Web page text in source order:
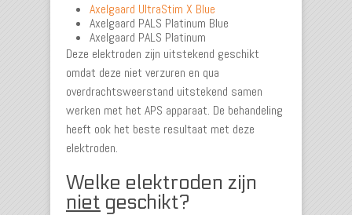
Axelgaard UltraStim X Blue
Axelgaard PALS Platinum Blue
Axelgaard PALS Platinum
Deze elektroden zijn uitstekend geschikt
omdat deze niet verzuren en qua
overdrachtsweerstand uitstekend samen
werken met het APS apparaat. De behandeling
heeft ook het beste resultaat met deze
elektroden.
Welke elektroden zijn
niet geschikt?